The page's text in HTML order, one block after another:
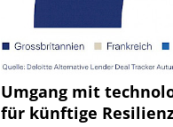
Umgang mit
für künftige